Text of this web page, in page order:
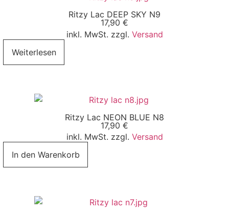
Ritzy Lac DEEP SKY N9
17,90 €
inkl. MwSt. zzgl. Versand
Weiterlesen
Ritzy Lac NEON BLUE N8
17,90 €
inkl. MwSt. zzgl. Versand
In den Warenkorb